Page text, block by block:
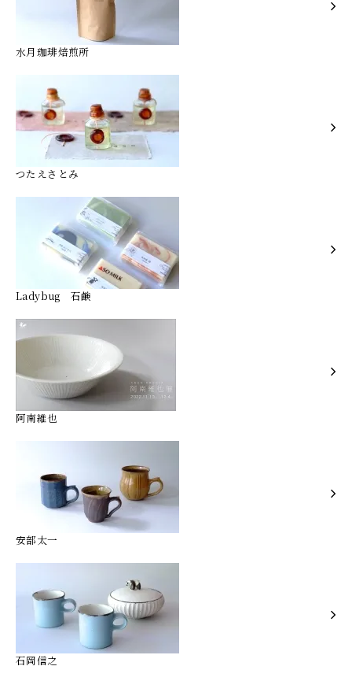
水月珈琲焙煎所
つたえさとみ
Ladybug 石鹸
阿南維也
安部太一
石岡信之